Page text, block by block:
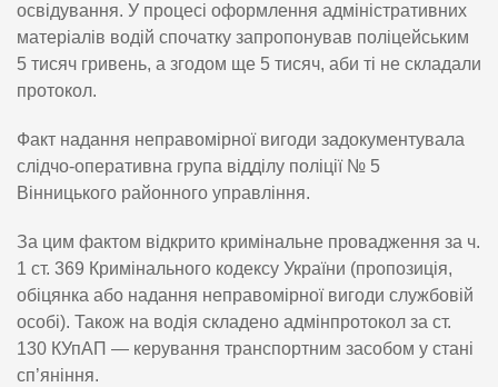
освідування. У процесі оформлення адміністративних
матеріалів водій спочатку запропонував поліцейським
5 тисяч гривень, а згодом ще 5 тисяч, аби ті не складали
протокол.
Факт надання неправомірної вигоди задокументувала
слідчо-оперативна група відділу поліції № 5
Вінницького районного управління.
За цим фактом відкрито кримінальне провадження за ч.
1 ст. 369 Кримінального кодексу України (пропозиція,
обіцянка або надання неправомірної вигоди службовій
особі). Також на водія складено адмінпротокол за ст.
130 КУпАП — керування транспортним засобом у стані
сп’яніння.